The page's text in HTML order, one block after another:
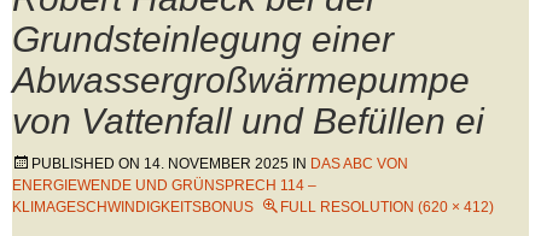
Grundsteinlegung einer
Abwassergroßwärmepumpe
von Vattenfall und Befüllen ei
PUBLISHED ON 14. NOVEMBER 2025 IN DAS ABC VON
ENERGIEWENDE UND GRÜNSPRECH 114 –
KLIMAGESCHWINDIGKEITSBONUS
FULL RESOLUTION (620 × 412)